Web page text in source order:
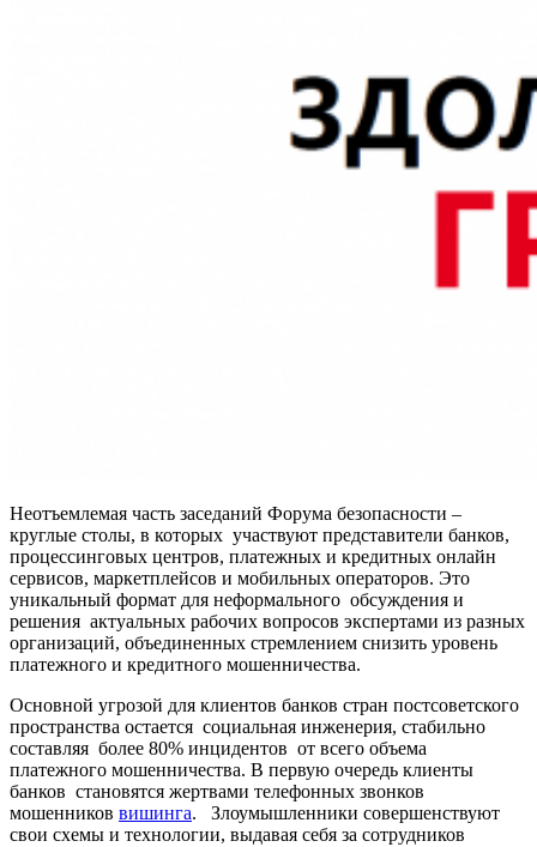
Неотъемлемая часть заседаний Форума безопасности –
круглые столы, в которых участвуют представители банков,
процессинговых центров, платежных и кредитных онлайн
сервисов, маркетплейсов и мобильных операторов. Это
уникальный формат для неформального обсуждения и
решения актуальных рабочих вопросов экспертами из разных
организаций, объединенных стремлением снизить уровень
платежного и кредитного мошенничества.
Основной угрозой для клиентов банков стран постсоветского
пространства остается социальная инженерия, стабильно
составляя более 80% инцидентов от всего объема
платежного мошенничества. В первую очередь клиенты
банков становятся жертвами телефонных звонков
мошенников вишинга. Злоумышленники совершенствуют
свои схемы и технологии, выдавая себя за сотрудников